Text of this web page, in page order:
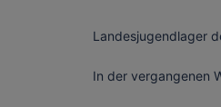
Landesjugendlager
In der vergangenen